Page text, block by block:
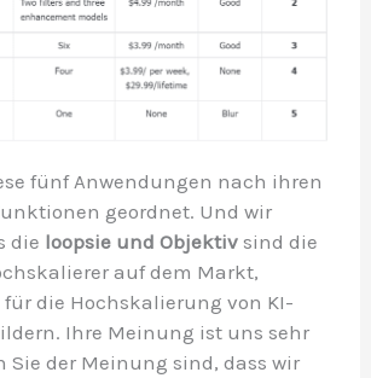
fünf Anwendungen nach ihren
geordnet. Und wir
die loopsie und Objektiv sind die
auf dem Markt,
für die Hochskalierung von KI-
Ihre Meinung ist uns sehr
Sie der Meinung sind, dass wir